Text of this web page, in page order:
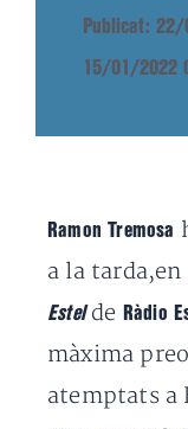
Publicat:
15/01/2022
Ramon Tremosa
a la
Estelde Ràdio
màxima
atemptats a